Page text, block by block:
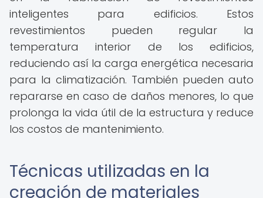
inteligentes para edificios. Estos
revestimientos pueden regular la
temperatura interior de los edificios,
reduciendo así la carga energética necesaria
para la climatización. También pueden auto
repararse en caso de daños menores, lo que
prolonga la vida útil de la estructura y reduce
los costos de mantenimiento.
Técnicas utilizadas en la
creación de materiales